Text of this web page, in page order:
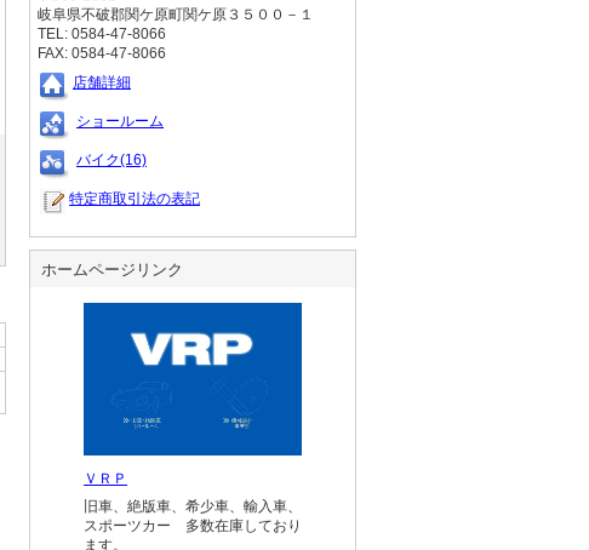
岐阜県不破郡関ケ原町関ケ原３５００－１
TEL: 0584-47-8066
FAX: 0584-47-8066
店舗詳細
ショールーム
バイク(16)
特定商取引法の表記
ホームページリンク
ＶＲＰ
旧車、絶版車、希少車、輸入車、
スポーツカー 多数在庫しており
ます。